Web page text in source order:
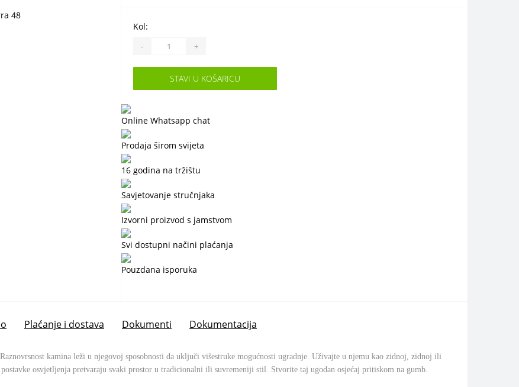
Kol:
- +
STAVI U KOŠARICU
Online Whatsapp chat
Prodaja širom svijeta
16 godina na tržištu
Savjetovanje stručnjaka
Izvorni proizvod s jamstvom
Svi dostupni načini plaćanja
Pouzdana isporuka
Plaćanje i dostava Dokumenti Dokumentacija
kamina leži u njegovoj sposobnosti da uključi višestruke mogućnosti ugradnje. Uživajte u njemu kao zidnoj, zidnoj ili
osvjetljenja pretvaraju svaki prostor u tradicionalni ili suvremeniji stil. Stvorite taj ugodan osjećaj pritiskom na gumb.